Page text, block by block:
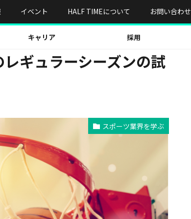
イベント HALF TIMEについて お問い合わせ
キャリア 採用
シーズンの試合日程は？
ギュラーシーズンの試
スポーツ業界を学ぶ